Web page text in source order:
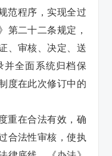
范程序，实现全过
第二十二条规定，
、审核、决定、送
并全面系统归档保
度在此次修订中的
重在合法有效，确
合法性审核，使执